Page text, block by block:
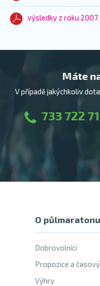
výsledky z roku 2007
Máte
V případě jakýchkoliv
733 722
O půlmaratonu
Dobrovolníci
Propozice a
Výhry